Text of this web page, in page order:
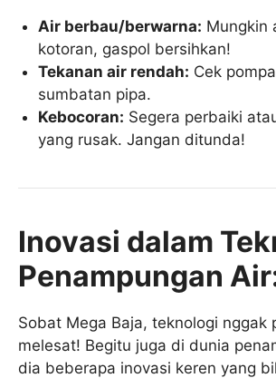
Air berbau/berwarna: Mungkin
kotoran, gaspol bersihkan!
Tekanan air rendah: Cek
sumbatan pipa.
Kebocoran: Segera perbaiki
yang rusak. Jangan ditunda!
Inovasi dalam
Penampungan
Sobat Mega Baja, teknologi nggak
melesat! Begitu juga di dunia
dia beberapa inovasi keren yang